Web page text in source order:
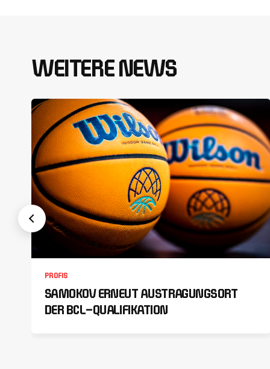
WEITERE NEWS
PROFIS
SAMOKOV ERNEUT AUSTRAGUNGSORT
DER BCL-QUALIFIKATION